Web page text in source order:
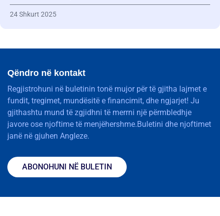
24 Shkurt 2025
Qëndro në kontakt
Regjistrohuni në buletinin tonë mujor për të gjitha lajmet e
fundit, tregimet, mundësitë e financimit, dhe ngjarjet! Ju
gjithashtu mund të zgjidhni të merrni një përmbledhje
javore ose njoftime të menjëhershme.Buletini dhe njoftimet
janë në gjuhen Angleze.
ABONOHUNI NË BULETIN